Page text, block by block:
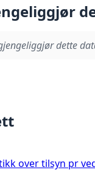
dette
over tilsyn pr